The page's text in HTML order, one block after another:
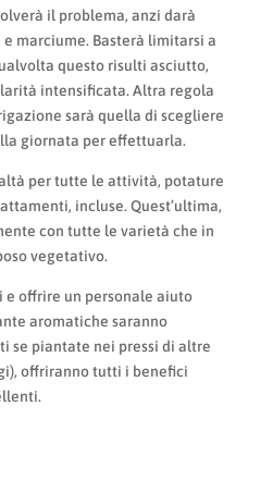
il problema, anzi darà
marciume. Basterà limitarsi a
questo risulti asciutto,
intensificata. Altra regola
sarà quella di scegliere
giornata per effettuarla.
per tutte le attività, potature
incluse. Quest’ultima,
con tutte le varietà che in
vegetativo.
e offrire un personale aiuto
aromatiche saranno
se piantate nei pressi di altre
offriranno tutti i benefici